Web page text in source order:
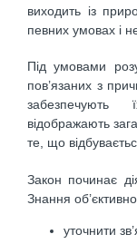
виходить із
певних умовах і
Під умовами
пов’язаних з
забезпечують
відображають
те, що
Закон починає
Знання
уточнити